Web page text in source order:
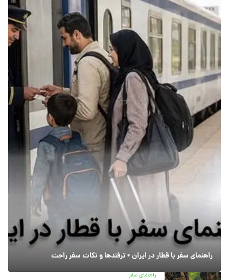
راهنمای سفر با قطار در ایران + ترفندها و نکات سفر راحت
راهنمای سفر